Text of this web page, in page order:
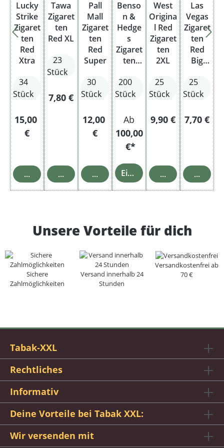
Lucky
Strike
Zigaret
ten
Red
Xtra
34
Stück
Regulärer Preis:
15,00
€
In den Warenkorb
Tawa
Zigaret
ten
Red XL
23
Stück
Regulärer Preis:
7,80 €
In den Warenkorb
Pall
Mall
Zigaret
ten
Red
Super
30
Stück
Regulärer Preis:
12,00
€
In den Warenkorb
Benso
n &
Hedge
s
Zigaret
ten
10 x
Packun
mit
Feuerz
eug
200
Stück
Ab
100,00
€*
Einzelheiten
West
Origina
l Red
Zigaret
ten
2XL
25
Stück
Regulärer Preis:
9,90 €
In den
Las
Vegas
Zigaret
ten
Red
Big
25
Stück
7,70 €
In den
Unsere Vorteile für dich
Sichere
Zahlmöglichkeiten
Versand innerhalb 24
Stunden
Versandkostenfrei ab
70 €
Tabak-XXL
Rechtliches
Informativ
Deine Vorteile bei Tabak XXL:
Wir versenden mit